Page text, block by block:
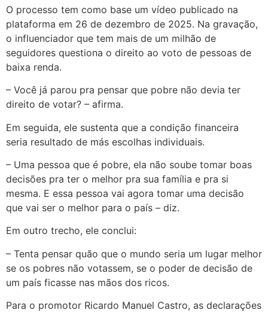
O processo tem como base um vídeo publicado na
plataforma em 26 de dezembro de 2025. Na gravação,
o influenciador que tem mais de um milhão de
seguidores questiona o direito ao voto de pessoas de
baixa renda.
– Você já parou pra pensar que pobre não devia ter
direito de votar? – afirma.
Em seguida, ele sustenta que a condição financeira
seria resultado de más escolhas individuais.
– Uma pessoa que é pobre, ela não soube tomar boas
decisões pra ter o melhor pra sua família e pra si
mesma. E essa pessoa vai agora tomar uma decisão
que vai ser o melhor para o país – diz.
Em outro trecho, ele conclui:
– Tenta pensar quão que o mundo seria um lugar melhor
se os pobres não votassem, se o poder de decisão de
um país ficasse nas mãos dos ricos.
Para o promotor Ricardo Manuel Castro, as declarações